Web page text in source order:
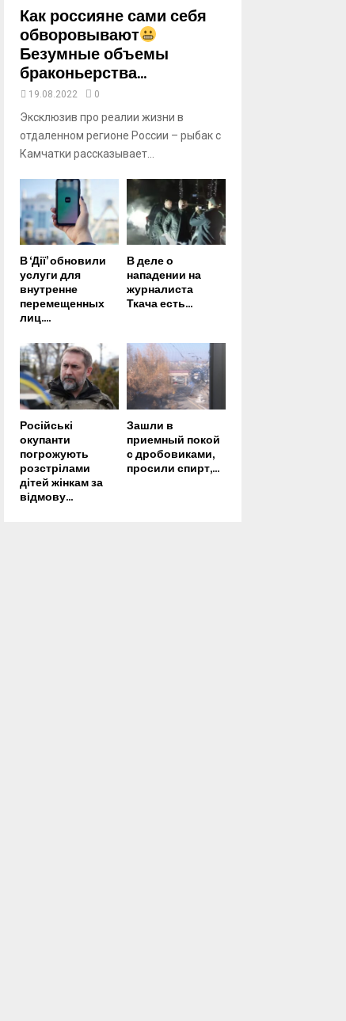
b
eКак россияне сами себя
обворовывают
Безумные объемы
браконьерства...
19.08.2022 0
Эксклюзив про реалии жизни в
отдаленном регионе России – рыбак с
Камчатки рассказывает...
В ‘Дії’ обновили
услуги для
внутренне
перемещенных
лиц....
В деле о
нападении на
журналиста
Ткача есть...
Російські
окупанти
погрожують
розстрілами
дітей жінкам за
відмову...
Зашли в
приемный покой
с дробовиками,
просили спирт,...